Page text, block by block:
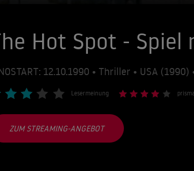
Hot Spot - Spiel
12.10.1990 • Thriller • USA (1990)
Lesermeinung
ZUM STREAMING-ANGEBOT